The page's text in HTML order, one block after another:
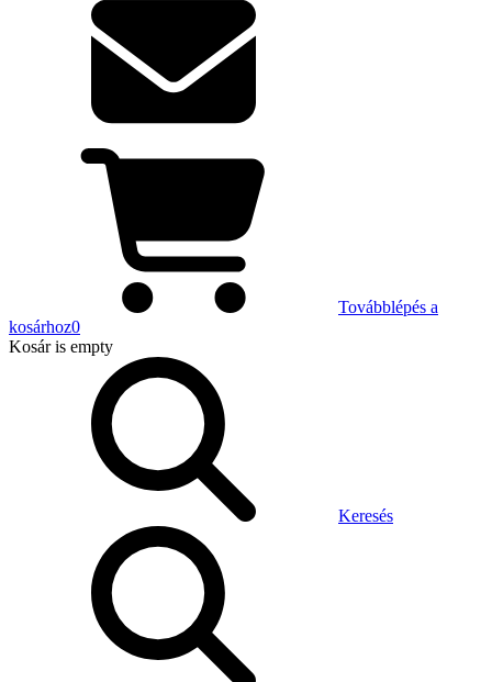
Továbblépés a
kosárhoz0
Kosáris empty
Keresés